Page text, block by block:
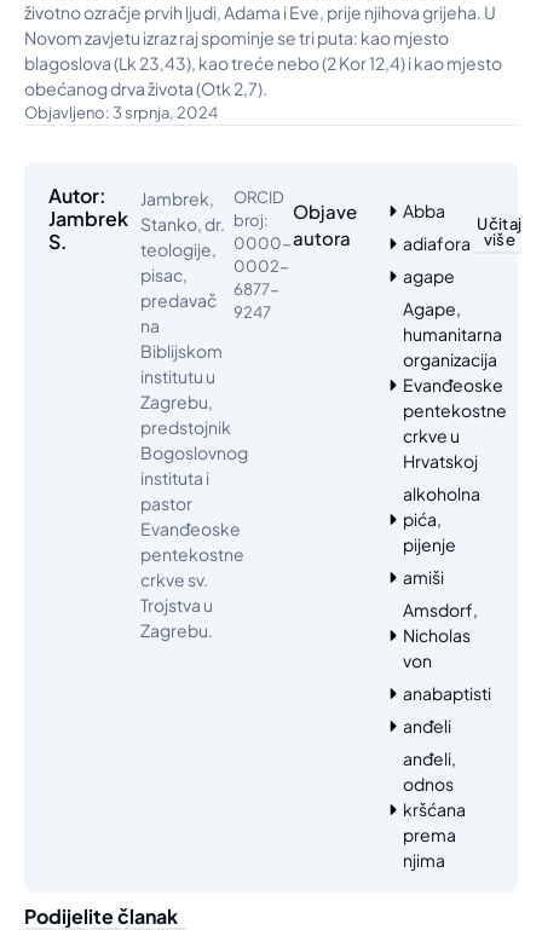
životno ozračje prvih ljudi, Adama i Eve, prije njihova grijeha. U
Novom zavjetu izraz raj spominje se tri puta: kao mjesto
blagoslova (Lk 23,43), kao treće nebo (2 Kor 12,4) i kao mjesto
obećanog drva života (Otk 2,7).
Objavljeno: 3 srpnja, 2024
Autor:
Jambrek
S.
Jambrek,
Stanko, dr.
teologije,
pisac,
predavač
na
Biblijskom
institutu u
Zagrebu,
predstojnik
Bogoslovnog
instituta i
pastor
Evanđeoske
pentekostne
crkve sv.
Trojstva u
Zagrebu.
ORCID
broj:
0000-
0002-
6877-
9247
Objave
autora
Abba
adiafora
agape
Agape,
humanitarna
organizacija
Evanđeoske
pentekostne
crkve u
Hrvatskoj
alkoholna
pića,
pijenje
amiši
Amsdorf,
Nicholas
von
anabaptisti
anđeli
anđeli,
odnos
kršćana
prema
njima
Učitaj
više
Podijelite članak